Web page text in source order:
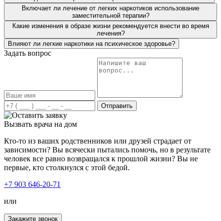
пожизненная поддержка! Ещё раз огромное вам
Лечение наркомании в вашей клинике стало огромным
признавать свою проблему. Решившись отправить его к
вам на лечение, сын получил всестороннюю помощь и
поддержку. Был подобран индивидуальный план
лечения, учитывая все особенности моего сына.
Благодаря вашему профессионализму, сын трезвый и
полон сил менять свою жизнь дальше.
Наша семья столкнулась с неизлечимой болезнью –
Включает ли лечение от легких наркотиков использование
заместительной терапии?
Какие изменения в образе жизни рекомендуется внести во время
лечения?
Влияют ли легкие наркотики на психическое здоровье?
Задать вопрос
Отправить
Вызвать врача на дом
Кто-то из ваших родственников или друзей страдает от
зависимости? Вы всячески пытались помочь, но в результате
человек все равно возвращался к прошлой жизни? Вы не
первые, кто столкнулся с этой бедой.
+7 903 646-20-71
или
Закажите звонок